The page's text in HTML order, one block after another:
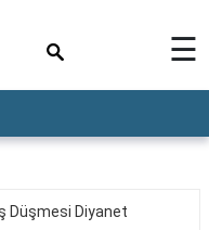
☰
Düşmesi Diyanet